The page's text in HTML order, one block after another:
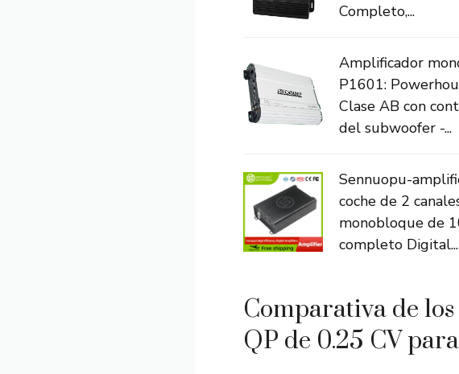
Completo,...
Amplificador
P1601:
Clase AB con
del subwoofer -...
Sennuopu-
coche de 2
monobloque de
completo Digital...
Comparativa de
QP de 0.25 CV